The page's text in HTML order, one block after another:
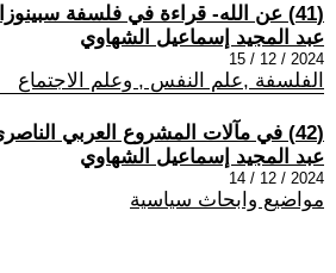
(41) عن الله- قراءة في فلسفة سبينوزا (2)
عبد المجيد إسماعيل الشهاوي
2024 / 12 / 15
الفلسفة ,علم النفس , وعلم الاجتماع
(42) في مآلات المشروع العربي الناصري
عبد المجيد إسماعيل الشهاوي
2024 / 12 / 14
مواضيع وابحاث سياسية